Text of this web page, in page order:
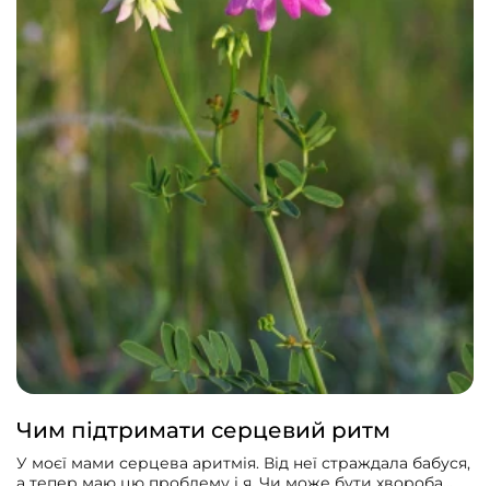
Чим підтримати серцевий ритм
У моєї мами серцева аритмія. Від неї страждала бабуся,